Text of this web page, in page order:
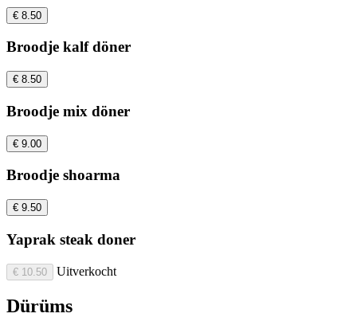
€ 8.50
Broodje kalf döner
€ 8.50
Broodje mix döner
€ 9.00
Broodje shoarma
€ 9.50
Yaprak steak doner
€ 10.50 Uitverkocht
Dürüms